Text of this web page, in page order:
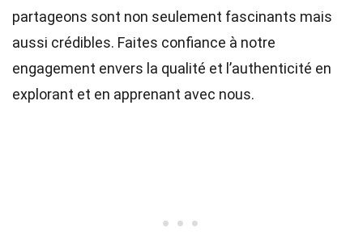
partageons sont non seulement fascinants mais
aussi crédibles. Faites confiance à notre
engagement envers la qualité et l’authenticité en
explorant et en apprenant avec nous.